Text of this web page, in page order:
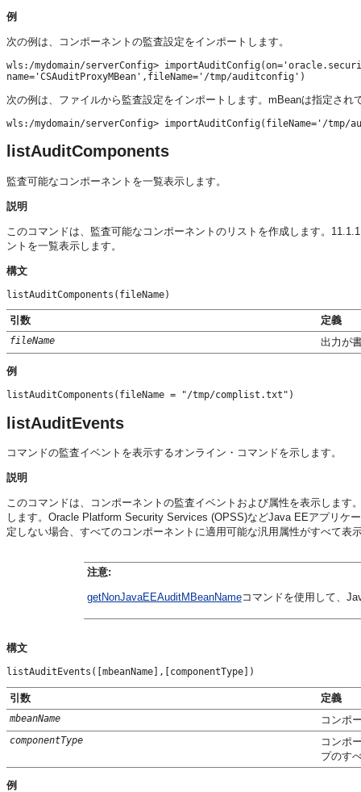
例
次の例は、コンポーネントの監査設定をインポートします。
wls:/mydomain/serverConfig>
次の例は、ファイルから監査設定をインポートします。mBeanは指定され
wls:/mydomain/serverConfig> importAuditConfig(fileName='/
listAuditComponents
監査可能なコンポーネントを一覧表示します。
説明
このコマンドは、監査可能なコンポーネントのリストを作成します。
ントを一覧表示します。
構文
listAuditComponents(fileName)
引数 定義
fileName 出力が
例
listAuditComponents(fileName = "/tmp/complist.txt")
listAuditEvents
コマンドの監査イベントを表示するオンライン・コマンドを示します。
説明
このコマンドは、コンポーネントの監査イベントおよび属性を表示しま
します。Oracle Platform Security Services (OPSS)などJava EEアプリケ
定しない場合、すべてのコンポーネントに適用可能な汎用属性がすべて表
注意:
getNonJavaEEAuditMBeanNameコマンドを使用して、
構文
listAuditEvents([mbeanName],[componentType])
引数 定義
mbeanName コンポ
componentType
コンポ
プのす
例